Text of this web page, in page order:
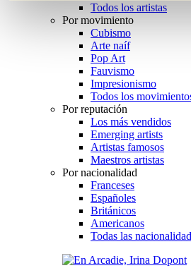
Todos los artistas
Por movimiento
Cubismo
Arte naíf
Pop Art
Fauvismo
Impresionismo
Todos los
Por reputación
Los más vendidos
Emerging artists
Artistas famosos
Maestros artistas
Por nacionalidad
Franceses
Españoles
Británicos
Americanos
Todas las